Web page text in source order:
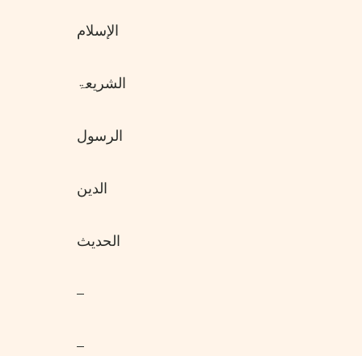
الإسلام
الشريعۃ
الرسول
الدين
الحديث
–
–